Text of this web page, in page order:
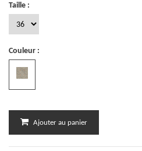
Taille :
Couleur :
Ajouter au panier